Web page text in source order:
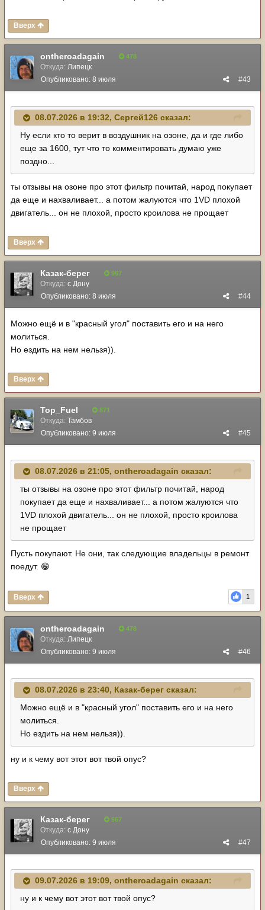
Вверх
ontheroadagain 478
Откуда: Липецк
#43
Опубликовано: 8 июля
08.07.2026 в 19:32, Сергей126 сказал:
Ну если кто то верит в воздушник на озоне, да и где либо
еще за 1600, тут что то комментировать думаю уже
поздно...
ты отзывы на озоне про этот фильтр почитай, народ покупает
да еще и нахваливает... а потом жалуются что 1VD плохой
двигатель... он не плохой, просто кроилова не прощает
Вверх
Казак-берег 967
Откуда: с Дону
#44
Опубликовано: 8 июля
Можно ещё и в "красный угол" поставить его и на него
молиться.
Но ездить на нем нельзя)).
Вверх
Top_Fuel 871
Откуда: Тамбов
#45
Опубликовано: 9 июля
08.07.2026 в 21:05, ontheroadagain сказал:
ты отзывы на озоне про этот фильтр почитай, народ
покупает да еще и нахваливает... а потом жалуются что
1VD плохой двигатель... он не плохой, просто кроилова
не прощает
Пусть покупают. Не они, так следующие владельцы в ремонт
поедут. 😁
1
Вверх
ontheroadagain 478
Откуда: Липецк
#46
Опубликовано: 9 июля
08.07.2026 в 23:40, Казак-берег сказал:
Можно ещё и в "красный угол" поставить его и на него
молиться.
Но ездить на нем нельзя)).
ну и к чему вот этот вот твой опус?
Вверх
Казак-берег 967
Откуда: с Дону
#47
Опубликовано: 9 июля
09.07.2026 в 19:09, ontheroadagain сказал:
ну и к чему вот этот вот твой опус?